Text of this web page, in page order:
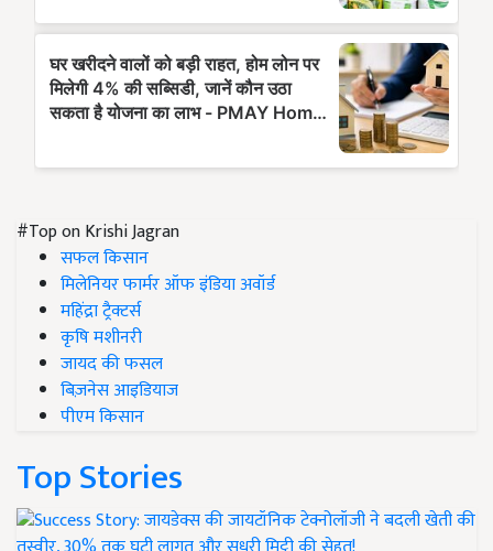
#Top on Krishi Jagran
सफल किसान
मिलेनियर फार्मर ऑफ इंडिया अवॉर्ड
महिंद्रा ट्रैक्टर्स
कृषि मशीनरी
जायद की फसल
बिज़नेस आइडियाज
पीएम किसान
Top Stories